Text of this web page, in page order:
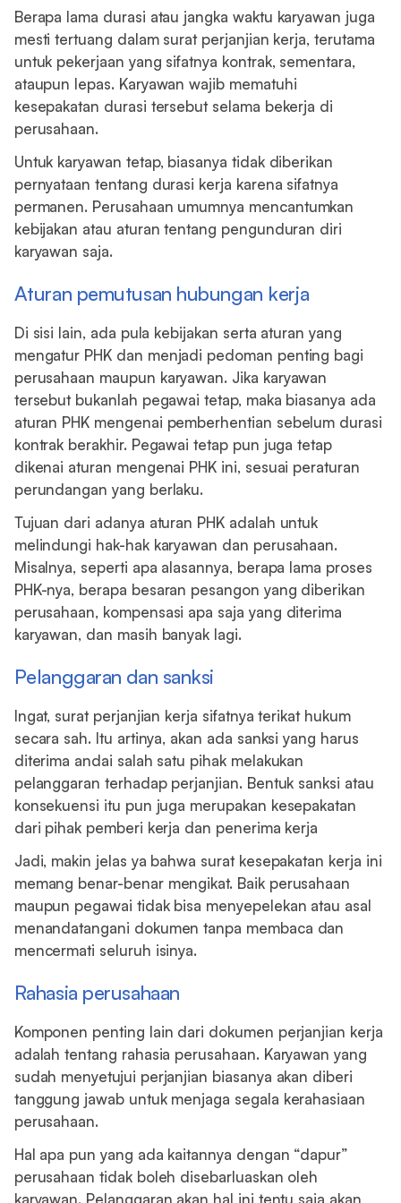
Berapa lama durasi atau jangka waktu karyawan juga
mesti tertuang dalam surat perjanjian kerja, terutama
untuk pekerjaan yang sifatnya kontrak, sementara,
ataupun lepas. Karyawan wajib mematuhi
kesepakatan durasi tersebut selama bekerja di
perusahaan.
Untuk karyawan tetap, biasanya tidak diberikan
pernyataan tentang durasi kerja karena sifatnya
permanen. Perusahaan umumnya mencantumkan
kebijakan atau aturan tentang pengunduran diri
karyawan saja.
Aturan pemutusan hubungan kerja
Di sisi lain, ada pula kebijakan serta aturan yang
mengatur PHK dan menjadi pedoman penting bagi
perusahaan maupun karyawan. Jika karyawan
tersebut bukanlah pegawai tetap, maka biasanya ada
aturan PHK mengenai pemberhentian sebelum durasi
kontrak berakhir. Pegawai tetap pun juga tetap
dikenai aturan mengenai PHK ini, sesuai peraturan
perundangan yang berlaku.
Tujuan dari adanya aturan PHK adalah untuk
melindungi hak-hak karyawan dan perusahaan.
Misalnya, seperti apa alasannya, berapa lama proses
PHK-nya, berapa besaran pesangon yang diberikan
perusahaan, kompensasi apa saja yang diterima
karyawan, dan masih banyak lagi.
Pelanggaran dan sanksi
Ingat, surat perjanjian kerja sifatnya terikat hukum
secara sah. Itu artinya, akan ada sanksi yang harus
diterima andai salah satu pihak melakukan
pelanggaran terhadap perjanjian. Bentuk sanksi atau
konsekuensi itu pun juga merupakan kesepakatan
dari pihak pemberi kerja dan penerima kerja
Jadi, makin jelas ya bahwa surat kesepakatan kerja ini
memang benar-benar mengikat. Baik perusahaan
maupun pegawai tidak bisa menyepelekan atau asal
menandatangani dokumen tanpa membaca dan
mencermati seluruh isinya.
Rahasia perusahaan
Komponen penting lain dari dokumen perjanjian kerja
adalah tentang rahasia perusahaan. Karyawan yang
sudah menyetujui perjanjian biasanya akan diberi
tanggung jawab untuk menjaga segala kerahasiaan
perusahaan.
Hal apa pun yang ada kaitannya dengan “dapur”
perusahaan tidak boleh disebarluaskan oleh